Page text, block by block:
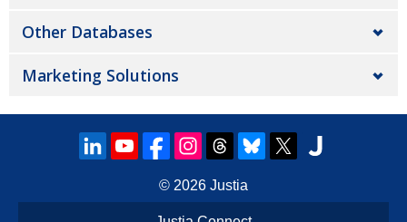
Other Databases
Marketing Solutions
© 2026 Justia